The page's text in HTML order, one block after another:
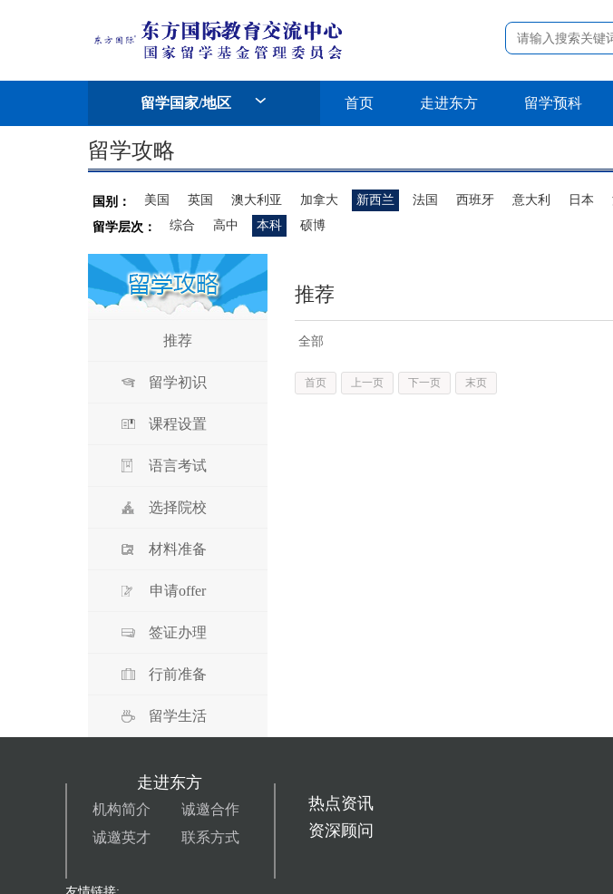
留学国家/地区 首页 走进东方 留学预科
留学攻略
国别： 美国 英国 澳大利亚 加拿大 新西兰 法国 西班牙 意大利 日本
留学层次：
综合 高中 本科 硕博
推荐
留学初识
课程设置
语言考试
选择院校
材料准备
申请offer
签证办理
行前准备
留学生活
推荐
全部
末页
下一页
上一页
首页
走进东方
机构简介
诚邀合作
诚邀英才
联系方式
热点资讯
资深顾问